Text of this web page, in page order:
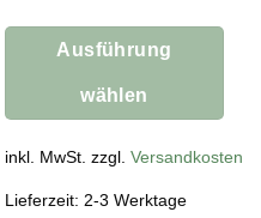
war:
34,90 €
ist:
13,96 €.
Ausführung
wählen
Produkt
mehrere
inkl. MwSt. zzgl. Versandkosten
Lieferzeit: 2-3 Werktage